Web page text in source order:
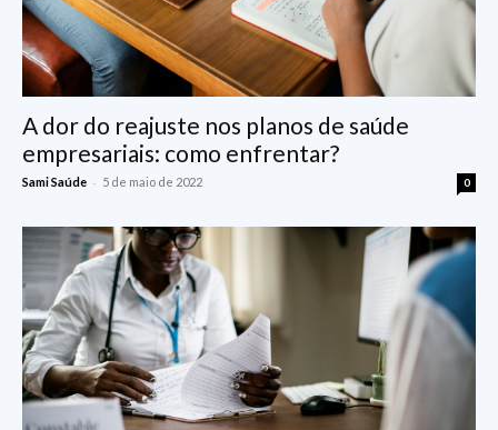
A dor do reajuste nos planos de saúde
empresariais: como enfrentar?
Sami Saúde - 5 de maio de 2022 0